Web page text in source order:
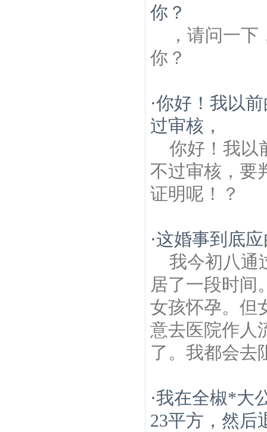
你？
，请问一
你？
·你好！我以
过审核，
你好！我以
不过审核，要
证明呢！？
·这婚事到底
我今初八通
居了一段时间
女孩怀孕。但
意去医院作人
了。我都会去
·我在全椒*大
23平方，然后